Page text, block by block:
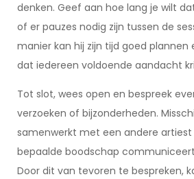
denken. Geef aan hoe lang je wilt
of er pauzes nodig zijn tussen de
manier kan hij zijn tijd goed plannen
dat iedereen voldoende aandacht
Tot slot, wees open en bespreek
verzoeken of bijzonderheden.
samenwerkt met een andere
bepaalde boodschap
Door dit van tevoren te bespreken,